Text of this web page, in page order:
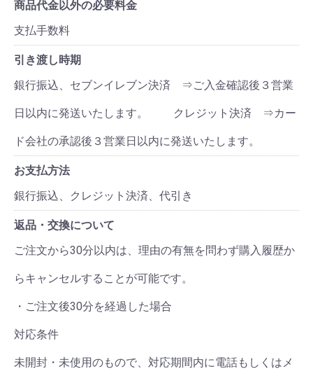
商品代金以外の必要料金
支払手数料
引き渡し時期
銀行振込、セブンイレブン決済 ⇒ご入金確認後３営業
日以内に発送いたします。 クレジット決済 ⇒カー
ド会社の承認後３営業日以内に発送いたします。
お支払方法
銀行振込、クレジット決済、代引き
返品・交換について
ご注文から30分以内は、理由の有無を問わず購入履歴か
らキャンセルすることが可能です。
・ご注文後30分を経過した場合
対応条件
未開封・未使用のもので、対応期間内に電話もしくはメ